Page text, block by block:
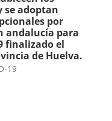
se adoptan
por
andalucía para
finalizado el
de Huelva.
19